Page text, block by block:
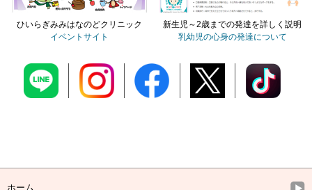
ひいらぎみみはなのどクリニック
イベントサイト
新生児～2歳までの発達を詳しく説明
乳幼児の心身の発達について
ホーム